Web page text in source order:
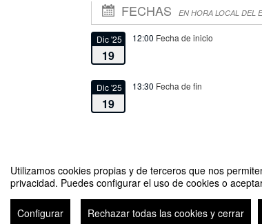
Utilizamos cookies propias y de terceros que nos
privacidad. Puedes configurar el uso de cookies o
Configurar Rechazar todas las cookies y cerrar
FECHAS EN HORA LOCAL DEL
Dic '25
19
12:00 Fecha de inicio
Dic '25
19
13:30 Fecha de fin
Lanzamiento del libro "50 años del movimiento